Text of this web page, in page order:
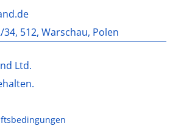
Ltd.
512, Warschau, Polen